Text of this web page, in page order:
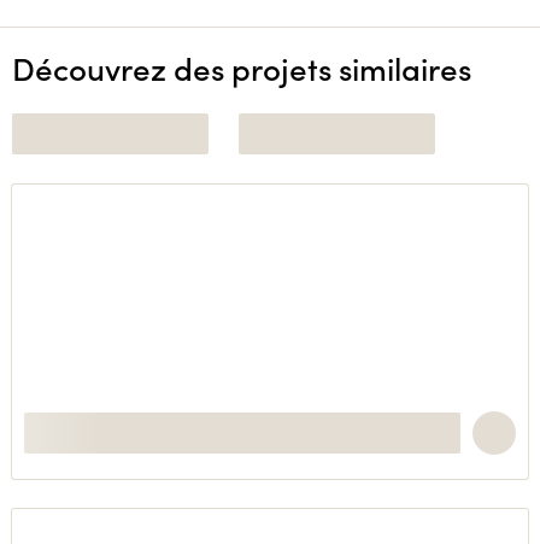
Découvrez des projets similaires